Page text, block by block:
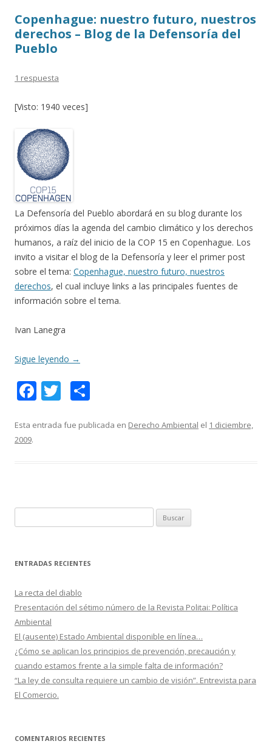
k r
Copenhague: nuestro futuro, nuestros
derechos – Blog de la Defensoría del
Pueblo
1 respuesta
[Visto: 1940 veces]
La Defensoría del Pueblo abordará en su blog durante los
próximos días la agenda del cambio climático y los derechos
humanos, a raíz del inicio de la COP 15 en Copenhague. Los
invito a visitar el blog de la Defensoría y leer el primer post
sobre el tema: Copenhague, nuestro futuro, nuestros
derechos, el cual incluye links a las principales fuentes de
información sobre el tema.
Ivan Lanegra
Sigue leyendo →
F
e
k
T
itt m
r
Esta entrada fue publicada en Derecho Ambiental el 1 diciembre,
2009.
u
c
r
:
ENTRADAS RECIENTES
La recta del diablo
Presentación del sétimo número de la Revista Politai: Política
Ambiental
El (ausente) Estado Ambiental disponible en línea…
¿Cómo se aplican los principios de prevención, precaución y
cuando estamos frente a la simple falta de información?
“La ley de consulta requiere un cambio de visión”. Entrevista para
El Comercio.
COMENTARIOS RECIENTES